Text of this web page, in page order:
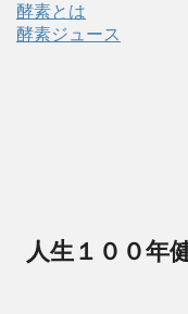
酵素とは
酵素ジュース
人生１００年